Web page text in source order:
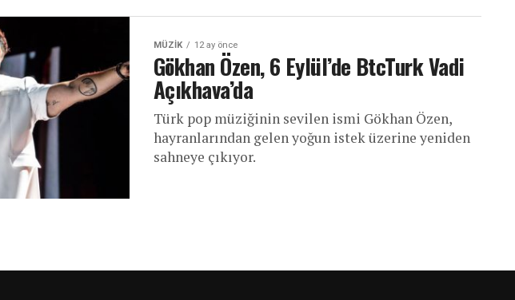
MÜZIK 12 ay önce
Gökhan Özen, 6 Eylül’de BtcTurk Vadi
Açıkhava’da
Türk pop müziğinin sevilen ismi Gökhan Özen,
hayranlarından gelen yoğun istek üzerine yeniden
sahneye çıkıyor.